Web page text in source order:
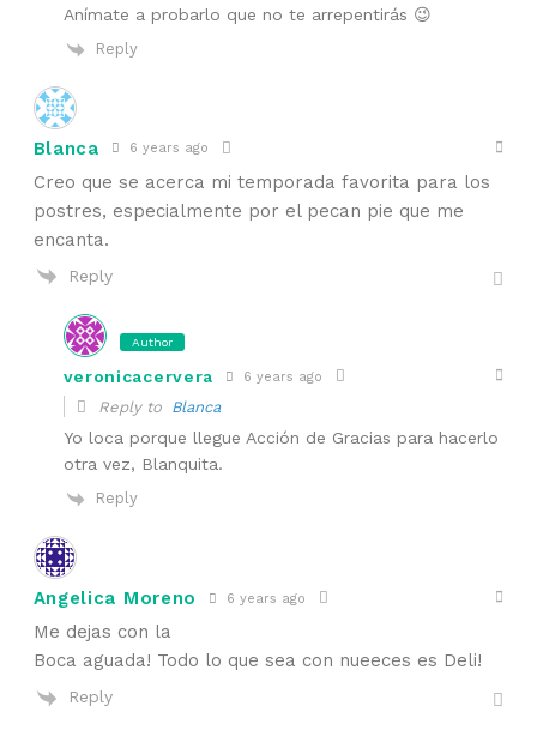
Anímate a probarlo que no te arrepentirás 😉
Reply
Blanca 6 years ago
Creo que se acerca mi temporada favorita para los
postres, especialmente por el pecan pie que me
encanta.
Reply
Author
veronicacervera 6 years ago
Reply to Blanca
Yo loca porque llegue Acción de Gracias para hacerlo
otra vez, Blanquita.
Reply
Angelica Moreno 6 years ago
Me dejas con la
Boca aguada! Todo lo que sea con nueeces es Deli!
Reply